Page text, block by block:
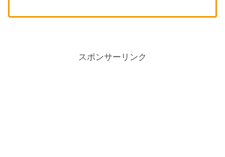
スポンサーリンク